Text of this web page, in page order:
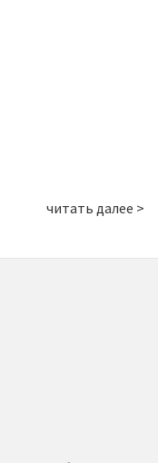
читать далее >